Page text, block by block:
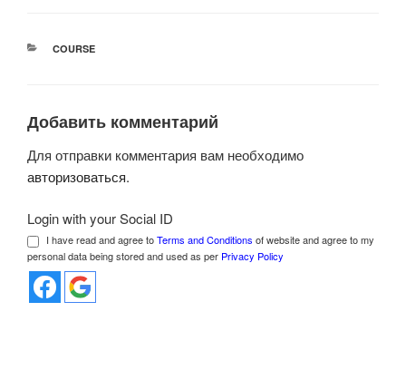
РУБРИКИ
COURSE
Добавить комментарий
Для отправки комментария вам необходимо
авторизоваться.
Login with your Social ID
I have read and agree toTerms and Conditions of website and agree to my
personal data being stored and used as per Privacy Policy